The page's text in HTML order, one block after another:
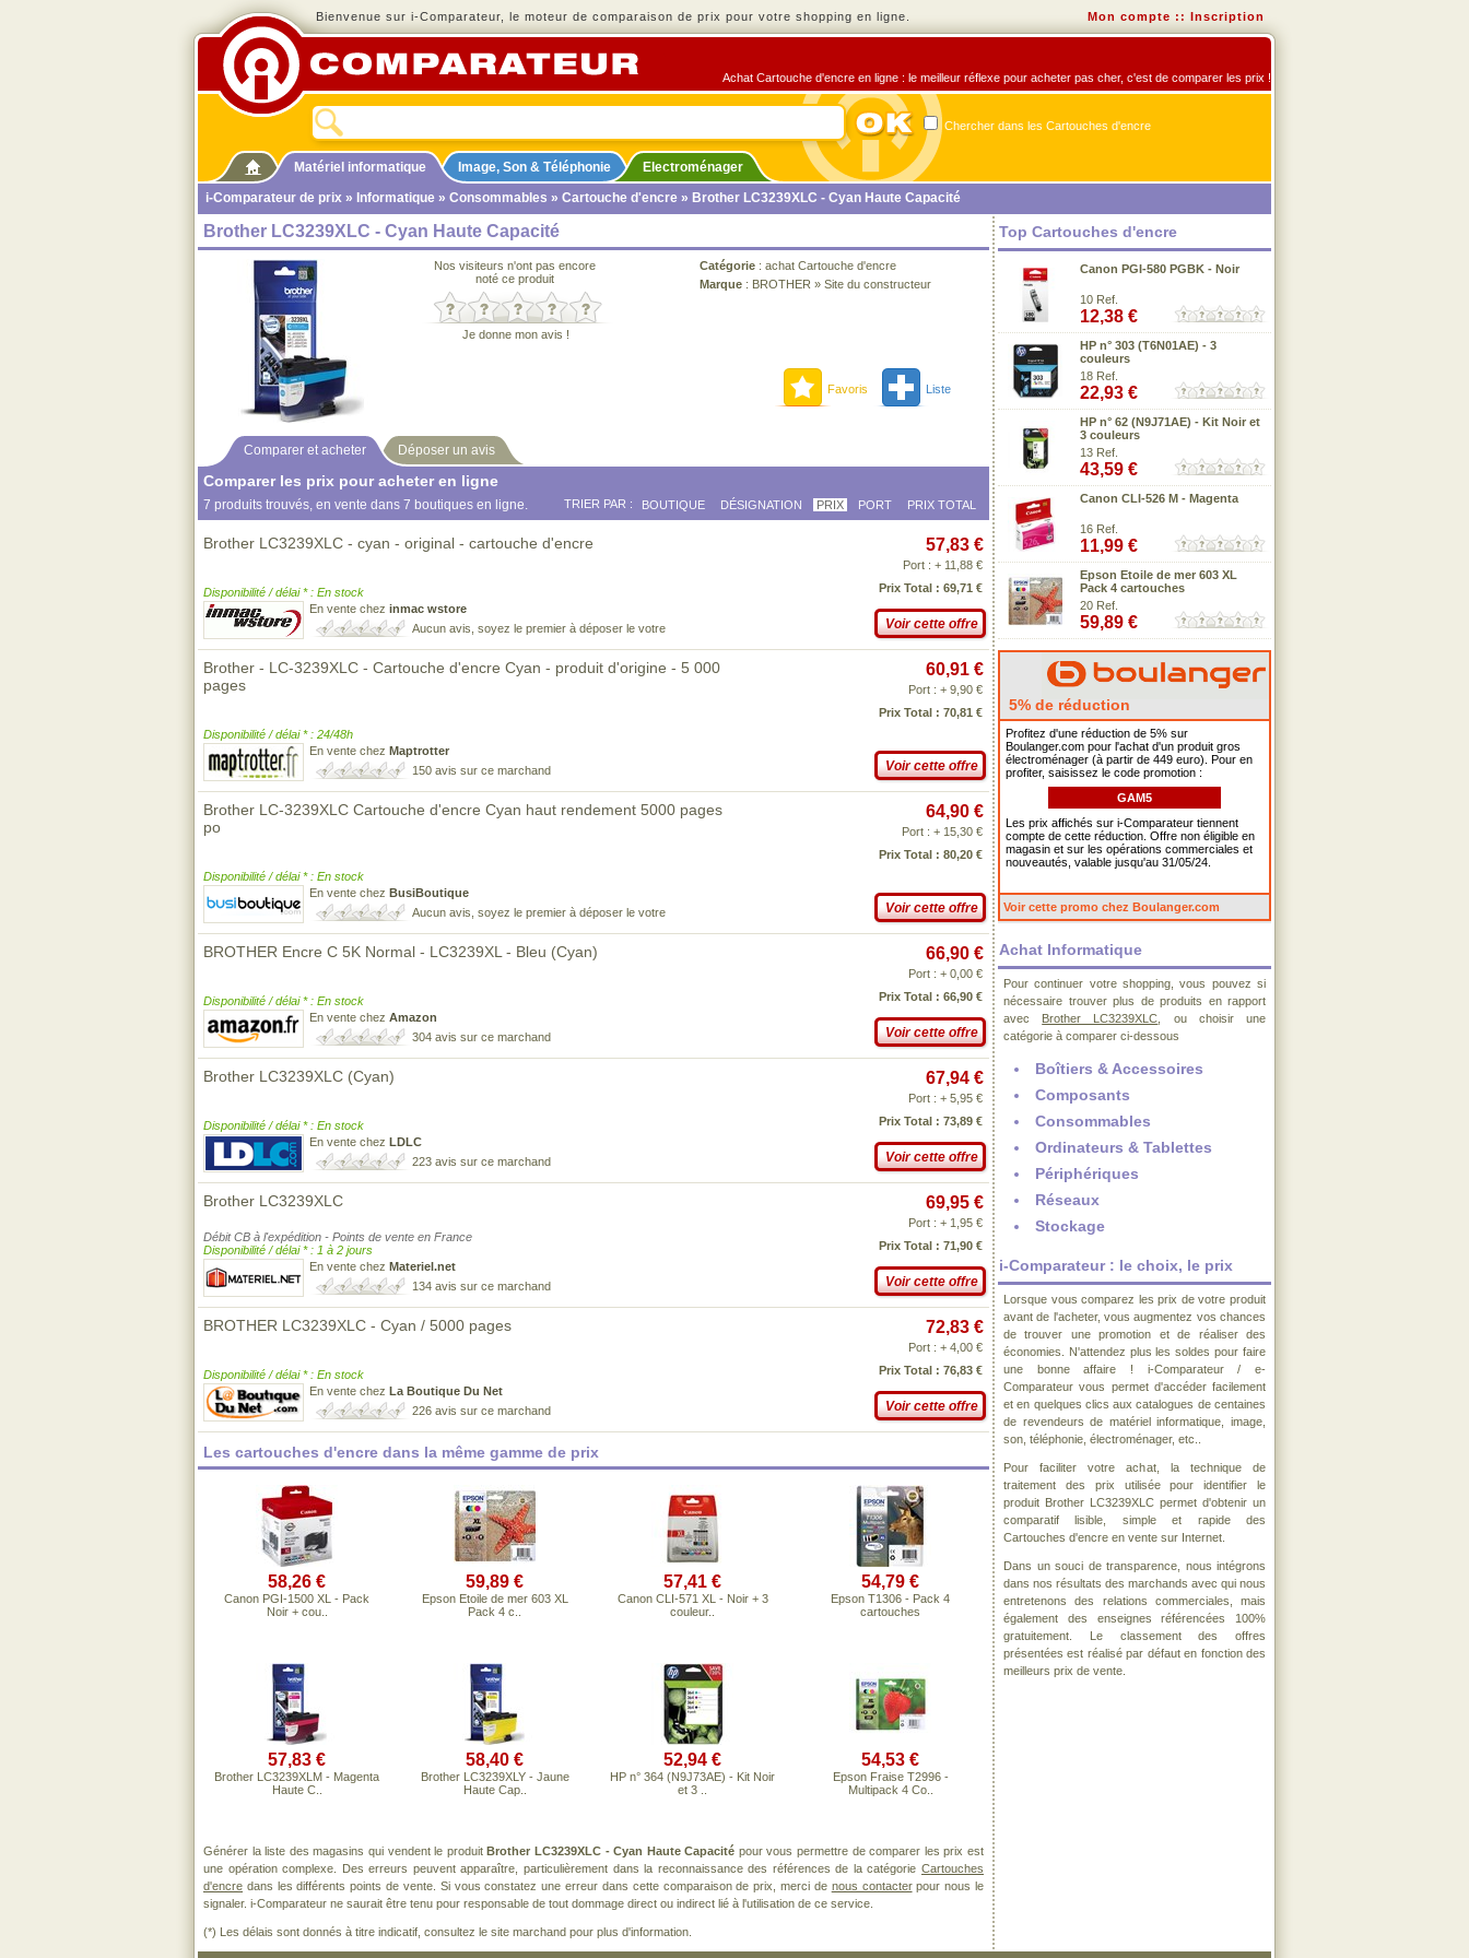
Bienvenue sur i-Comparateur, le moteur de comparaison de prix pour votre shopping en ligne. Mon compte :: Inscription
Achat Cartouche d'encre en ligne : le meilleur réflexe pour acheter pas cher, c'est de comparer les prix !
Chercher dans les Cartouches d'encre
Matériel informatique Image, Son & Téléphonie
Electroménager
i-Comparateur de prix » Informatique » Consommables » Cartouche d'encre » Brother LC3239XLC - Cyan Haute Capacité
Brother LC3239XLC - Cyan Haute Capacité
Nos visiteurs n'ont pas encore
noté ce produit
Je donne mon avis !
Catégorie : achat Cartouche d'encre
Marque : BROTHER » Site du constructeur
Favoris Liste
Comparer et acheter Déposer un avis
Comparer les prix pour acheter en ligne
7 produits trouvés, en vente dans 7 boutiques en ligne. TRIER PAR : BOUTIQUE DÉSIGNATION PRIX PORT PRIX TOTAL
Brother LC3239XLC - cyan - original - cartouche d'encre
Disponibilité / délai * : En stock
En vente chez inmac wstore
Aucun avis, soyez le premier à déposer le votre
57,83 €
Port : + 11,88 €
Prix Total : 69,71 €
Voir cette offre
Brother - LC-3239XLC - Cartouche d'encre Cyan - produit d'origine - 5 000
pages
Disponibilité / délai * : 24/48h
En vente chez Maptrotter
150 avis sur ce marchand
60,91 €
Port : + 9,90 €
Prix Total : 70,81 €
Voir cette offre
Brother LC-3239XLC Cartouche d'encre Cyan haut rendement 5000 pages
po
Disponibilité / délai * : En stock
En vente chez BusiBoutique
Aucun avis, soyez le premier à déposer le votre
64,90 €
Port : + 15,30 €
Prix Total : 80,20 €
Voir cette offre
BROTHER Encre C 5K Normal - LC3239XL - Bleu (Cyan)
Disponibilité / délai * : En stock
En vente chez Amazon
304 avis sur ce marchand
66,90 €
Port : + 0,00 €
Prix Total : 66,90 €
Voir cette offre
Brother LC3239XLC (Cyan)
Disponibilité / délai * : En stock
En vente chez LDLC
223 avis sur ce marchand
67,94 €
Port : + 5,95 €
Prix Total : 73,89 €
Voir cette offre
Brother LC3239XLC
Débit CB à l'expédition - Points de vente en France
Disponibilité / délai * : 1 à 2 jours
En vente chez Materiel.net
134 avis sur ce marchand
69,95 €
Port : + 1,95 €
Prix Total : 71,90 €
Voir cette offre
BROTHER LC3239XLC - Cyan / 5000 pages
Disponibilité / délai * : En stock
En vente chez La Boutique Du Net
226 avis sur ce marchand
72,83 €
Port : + 4,00 €
Prix Total : 76,83 €
Voir cette offre
Les cartouches d'encre dans la même gamme de prix
58,26 €
Canon PGI-1500 XL - Pack
Noir + cou..
59,89 €
Epson Etoile de mer 603 XL
Pack 4 c..
57,41 €
Canon CLI-571 XL - Noir + 3
couleur..
54,79 €
Epson T1306 - Pack 4
cartouches
57,83 €
Brother LC3239XLM - Magenta
Haute C..
58,40 €
Brother LC3239XLY - Jaune
Haute Cap..
52,94 €
HP n° 364 (N9J73AE) - Kit Noir
et 3 ..
54,53 €
Epson Fraise T2996 -
Multipack 4 Co..
Générer la liste des magasins qui vendent le produitBrother LC3239XLC - Cyan Haute Capacité pour vous permettre de comparer les prix est
une opération complexe. Des erreurs peuvent apparaître, particulièrement dans la reconnaissance des références de la catégorie Cartouches
d'encre dans les différents points de vente. Si vous constatez une erreur dans cette comparaison de prix, merci de nous contacterpour nous le
signaler. i-Comparateur ne saurait être tenu pour responsable de tout dommage direct ou indirect lié à l'utilisation de ce service.
(*) Les délais sont donnés à titre indicatif, consultez le site marchand pour plus d'information.
Top Cartouches d'encre
Canon PGI-580 PGBK - Noir
10 Ref.
12,38 €
HP n° 303 (T6N01AE) - 3
couleurs
18 Ref.
22,93 €
HP n° 62 (N9J71AE) - Kit Noir et
3 couleurs
13 Ref.
43,59 €
Canon CLI-526 M - Magenta
16 Ref.
11,99 €
Epson Etoile de mer 603 XL
Pack 4 cartouches
20 Ref.
59,89 €
5% de réduction
Profitez d'une réduction de 5% sur
Boulanger.com pour l'achat d'un produit gros
électroménager (à partir de 449 euro). Pour en
profiter, saisissez le code promotion :
GAM5
Les prix affichés sur i-Comparateur tiennent
compte de cette réduction. Offre non éligible en
magasin et sur les opérations commerciales et
nouveautés, valable jusqu'au 31/05/24.
Voir cette promo chez Boulanger.com
Achat Informatique
Pour continuer votre shopping, vous pouvez si
nécessaire trouver plus de produits en rapport
avec Brother LC3239XLC , ou choisir une
catégorie à comparer ci-dessous
Boîtiers & Accessoires
Composants
Consommables
Ordinateurs & Tablettes
Périphériques
Réseaux
Stockage
i-Comparateur : le choix, le prix
Lorsque vous comparez les prix de votre produit
avant de l'acheter, vous augmentez vos chances
de trouver une promotion et de réaliser des
économies. N'attendez plus les soldes pour faire
une bonne affaire ! i-Comparateur / e-
Comparateur vous permet d'accéder facilement
et en quelques clics aux catalogues de centaines
de revendeurs de matériel informatique, image,
son, téléphonie, électroménager, etc..
Pour faciliter votre achat, la technique de
traitement des prix utilisée pour identifier le
produit Brother LC3239XLC permet d'obtenir un
comparatif lisible, simple et rapide des
Cartouches d'encre en vente sur Internet.
Dans un souci de transparence, nous intégrons
dans nos résultats des marchands avec qui nous
entretenons des relations commerciales, mais
également des enseignes référencées 100%
gratuitement. Le classement des offres
présentées est réalisé par défaut en fonction des
meilleurs prix de vente.